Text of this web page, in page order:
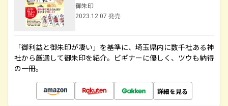
御朱印
2023.12.07 発売
「御利益と御朱印が凄い」を基準に、埼玉県内に数千社ある神
社から厳選して御朱印を紹介。ビギナーに優しく、ツウも納得
の一冊。
詳細を見る